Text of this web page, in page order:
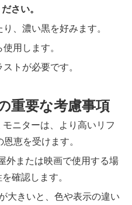
さい。
、濃い黒を好みます。
用します。
トが必要です。
重要な考慮事項
モニターは、より高いリフ
恵を受けます。
外または映画で使用する場
確認します。
大きいと、色や表示の違い